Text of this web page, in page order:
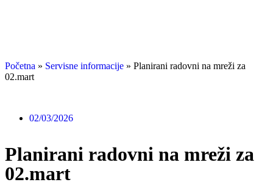
Početna » Servisne informacije » Planirani radovni na mreži za
02.mart
02/03/2026
Planirani radovni na mreži za
02.mart